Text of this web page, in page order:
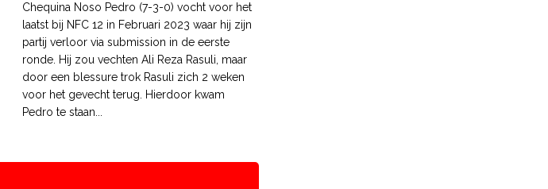
Chequina Noso Pedro (7-3-0) vocht voor het
laatst bij NFC 12 in Februari 2023 waar hij zijn
partij verloor via submission in de eerste
ronde. Hij zou vechten Ali Reza Rasuli, maar
door een blessure trok Rasuli zich 2 weken
voor het gevecht terug. Hierdoor kwam
Pedro te staan...